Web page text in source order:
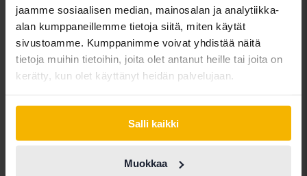
jaamme sosiaalisen median, mainosalan ja analytiikka-
alan kumppaneillemme tietoja siitä, miten käytät
sivustoamme. Kumppanimme voivat yhdistää näitä
tietoja muihin tietoihin, joita olet antanut heille tai joita on
kerätty, kun olet käyttänyt heidän palvelujaan.
Salli kaikki
Muokkaa
BYD
Cadillac
Chevrolet
Land Rover
Lexus
Lynk&Co
MG
Saab
SEAT
Skoda